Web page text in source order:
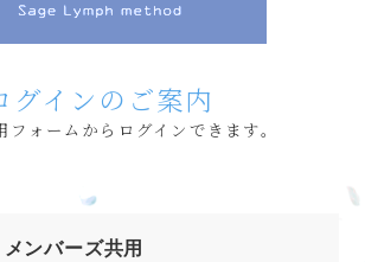
グインのご案内
フォームからログインできます。
ンバーズ共用